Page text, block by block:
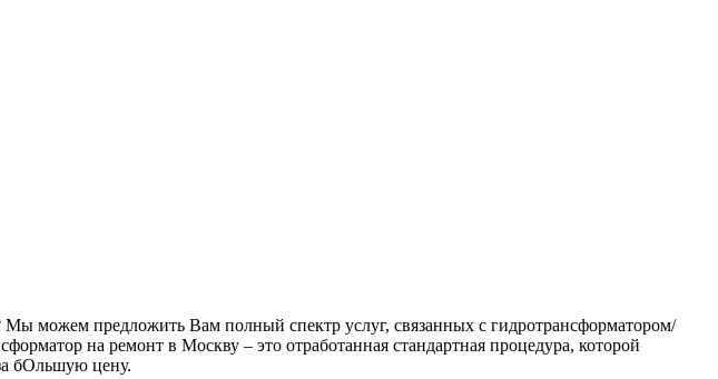
можем предложить Вам полный спектр услуг, связанных с гидротрансформатором/
на ремонт в Москву – это отработанная стандартная процедура, которой
бОльшую цену.